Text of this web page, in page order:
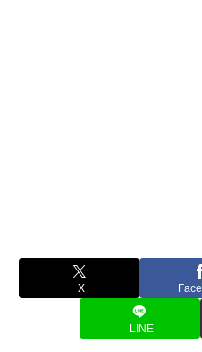
X
LINE